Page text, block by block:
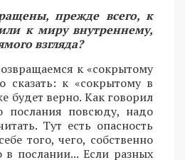
прежде всего, к
к миру внутреннему,
взгляда?
к «сокрытому
к «сокрытому в
будет верно. Как говорил
послания повсюду, надо
Тут есть опасность
того, чего, собственно
послании... Если разных